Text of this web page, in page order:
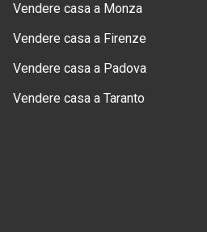
Vendere casa a Monza
Vendere casa a Firenze
Vendere casa a Padova
Vendere casa a Taranto